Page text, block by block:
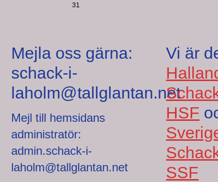
31
Mejla oss gärna:
schack-i-
laholm@tallglantan.net
Mejl till hemsidans
administratör:
admin.schack-i-
laholm@tallglantan.net
Vi är
HSF
SSF